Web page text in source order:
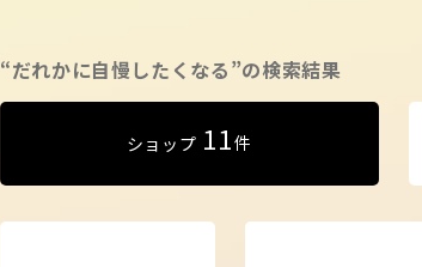
“だれかに自慢したくなる”の検索結果
ショップ 11件